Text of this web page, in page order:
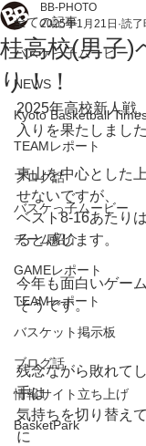
全ての記事
バスケっ子ムービー
NEWS
Kyoto Basketball
TEAMレポート
ブログ話
バスケっ子ムービー
チーム紹介
GAMEレポート
TEAMレポート
バスケット掲示板
ブログ話
情報サイト立ち上げ
BasketPark
桂高校(男子)
り！！
BB-PHOTO
2025年1月21日 読了
2025年高校新人戦
入りを果たしました
東山を中心とした
せないですが、
ベスト8-16あたり
ると感じます。
今年も面白いゲー
そうです。
残念ながら敗れて
手は
気持ちを切り替え
に